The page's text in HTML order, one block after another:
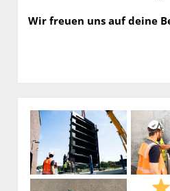
Wir freuen uns auf deine